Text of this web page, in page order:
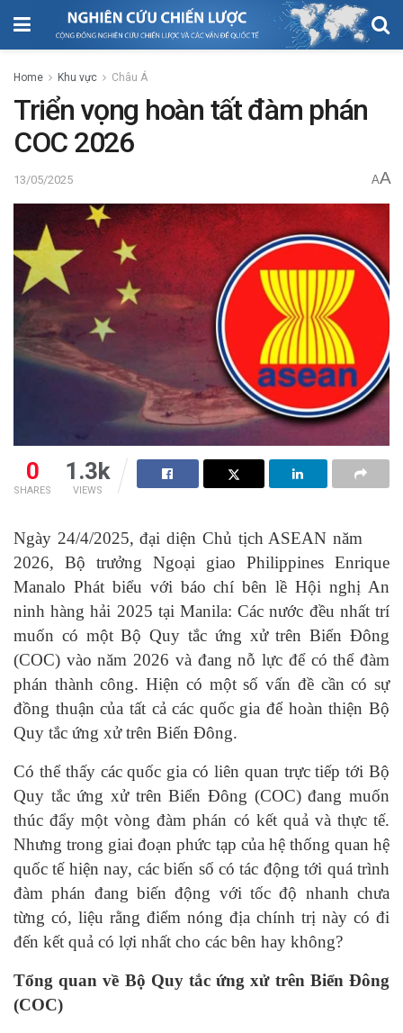
Home Khu vực Châu Á
Triển vọng hoàn tất đàm phán
COC 2026
13/05/2025 AA
0
SHARES
1.3k
VIEWS
Ngày 24/4/2025, đại diện Chủ tịch ASEAN năm
2026, Bộ trưởng Ngoại giao Philippines Enrique
Manalo Phát biểu với báo chí bên lề Hội nghị An
ninh hàng hải 2025 tại Manila: Các nước đều nhất trí
muốn có một Bộ Quy tắc ứng xử trên Biển Đông
(COC) vào năm 2026 và đang nỗ lực để có thể đàm
phán thành công. Hiện có một số vấn đề cần có sự
đồng thuận của tất cả các quốc gia để hoàn thiện Bộ
Quy tắc ứng xử trên Biển Đông.
Có thể thấy các quốc gia có liên quan trực tiếp tới Bộ
Quy tắc ứng xử trên Biển Đông (COC) đang muốn
thúc đẩy một vòng đàm phán có kết quả và thực tế.
Nhưng trong giai đoạn phức tạp của hệ thống quan hệ
quốc tế hiện nay, các biến số có tác động tới quá trình
đàm phán đang biến động với tốc độ nhanh chưa
từng có, liệu rằng điểm nóng địa chính trị này có đi
đến kết quả có lợi nhất cho các bên hay không?
Tổng quan về Bộ Quy tắc ứng xử trên Biển Đông
(COC)